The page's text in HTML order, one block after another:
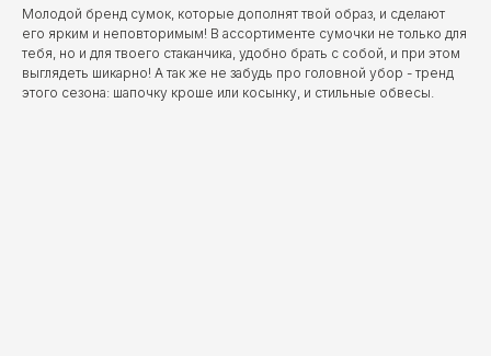
Молодой бренд сумок, которые дополнят твой образ, и сделают
его ярким и неповторимым! В ассортименте сумочки не только для
тебя, но и для твоего стаканчика, удобно брать с собой, и при этом
выглядеть шикарно! А так же не забудь про головной убор - тренд
этого сезона: шапочку кроше или косынку, и стильные обвесы.